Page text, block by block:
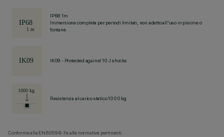
IP68 1m
Immersione completa per periodi limitati, non adatto all'uso in piscine o
fontane.
IK09 - Protected against 10 J shocks
Resistenza al carico statico 1000 kg
Conforme alla EN60598-1 e alle normative pertinenti.